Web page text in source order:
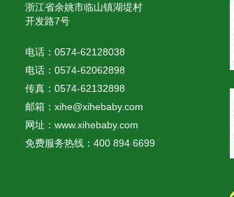
浙江省余姚市临山镇湖堤村
开发路7号
电话： 0574-62128038
电话： 0574-62062898
传真： 0574-62132898
邮箱： xihe@xihebaby.com
网址：www.xihebaby.com
免费服务热线： 400 894 6699